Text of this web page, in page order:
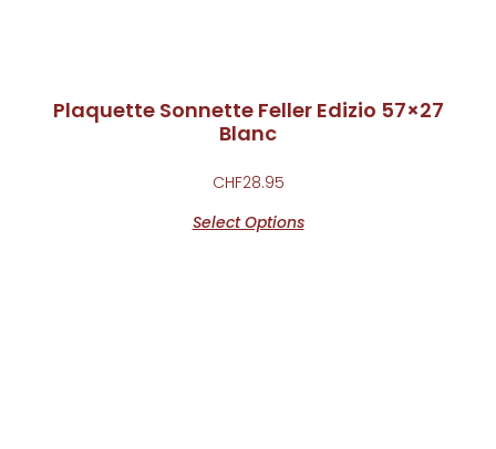
Plaquette Sonnette Feller Edizio 57×27
Blanc
CHF28.95
Select Options